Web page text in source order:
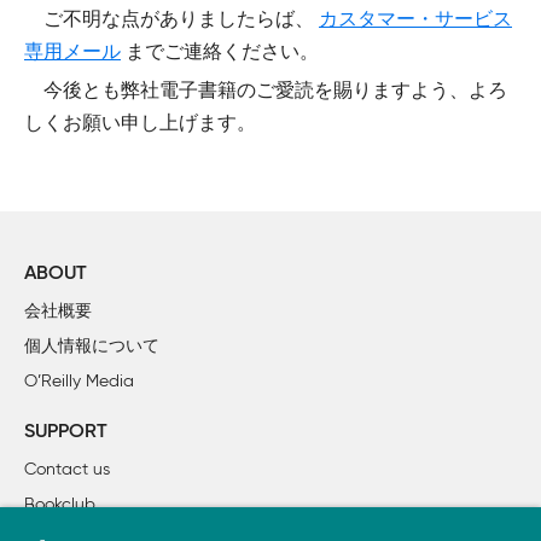
ご不明な点がありましたらば、
カスタマー・サービス
専用メール までご連絡ください。
今後とも弊社電子書籍のご愛読を賜りますよう、よろ
しくお願い申し上げます。
ABOUT
会社概要
個人情報について
O’Reilly Media
SUPPORT
Contact us
Bookclub